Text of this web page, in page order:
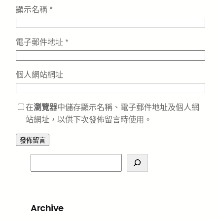
顯示名稱 *
電子郵件地址 *
個人網站網址
在瀏覽器中儲存顯示名稱、電子郵件地址及個人網
站網址，以供下次發佈留言時使用。
e
c
Archive